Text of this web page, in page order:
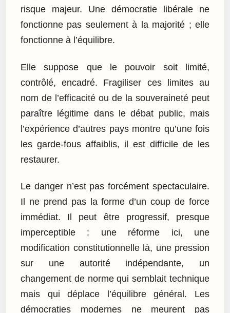
risque majeur. Une démocratie libérale ne
fonctionne pas seulement à la majorité ; elle
fonctionne à l’équilibre.
Elle suppose que le pouvoir soit limité,
contrôlé, encadré. Fragiliser ces limites au
nom de l’efficacité ou de la souveraineté peut
paraître légitime dans le débat public, mais
l’expérience d’autres pays montre qu’une fois
les garde-fous affaiblis, il est difficile de les
restaurer.
Le danger n’est pas forcément spectaculaire.
Il ne prend pas la forme d’un coup de force
immédiat. Il peut être progressif, presque
imperceptible : une réforme ici, une
modification constitutionnelle là, une pression
sur une autorité indépendante, un
changement de norme qui semblait technique
mais qui déplace l’équilibre général. Les
démocraties modernes ne meurent pas